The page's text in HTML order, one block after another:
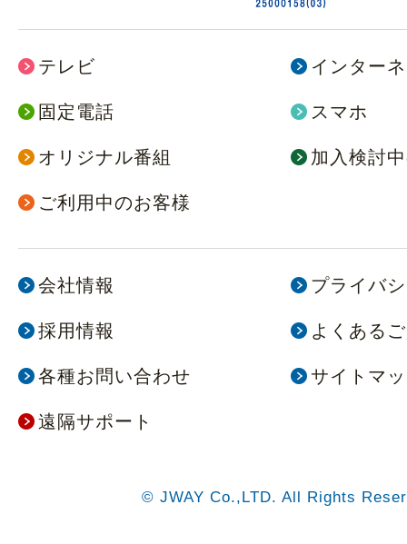
テレビ インター
固定電話 スマホ
オリジナル番組 加入検討
ご利用中のお客様
会社情報 プライバ
採用情報 よくある
各種お問い合わせ サイトマ
遠隔サポート
© JWAY Co.,LTD. All Rights